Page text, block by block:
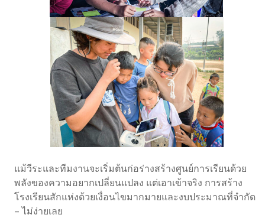
แม้วีระและทีมงานจะเริ่มต้นก่อร่างสร้างศูนย์การเรียนด้วย
พลังของความอยากเปลี่ยนแปลง แต่เอาเข้าจริง การสร้าง
โรงเรียนสักแห่งด้วยเงื่อนไขมากมายและงบประมาณที่จำกัด
– ไม่ง่ายเลย